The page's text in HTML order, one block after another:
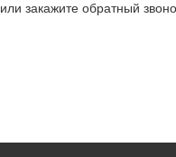
или закажите обратный